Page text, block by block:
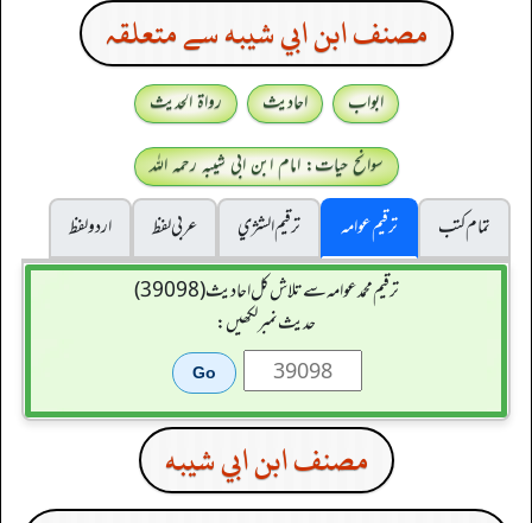
مصنف ابن ابي شيبه سے متعلقہ
ابواب احادیث
رواۃ الحدیث
سوانح حیات: امام ابن ابی شیبہ رحمہ اللہ
تمام کتب
ترقیم عوامہ ترقيم الشژي عربی لفظ
اردو لفظ
ترقیم محمدعوامہ سے تلاش کل احادیث (39098)
حدیث نمبر لکھیں:
مصنف ابن ابي شيبه